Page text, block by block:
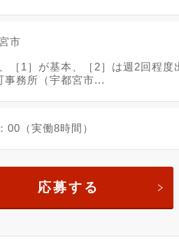
市
［1］が基本、［2］は週2回程
事務所（宇都宮市...
00（実働8時間）
応募する